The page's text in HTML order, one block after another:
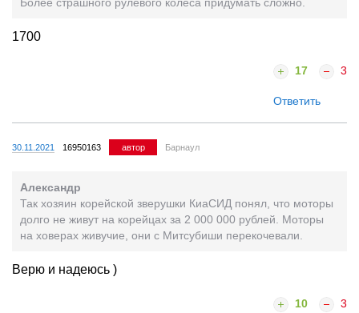
Более страшного рулевого колеса придумать сложно.
1700
17 3
Ответить
30.11.2021 16950163 автор Барнаул
Александр
Так хозяин корейской зверушки КиаСИД понял, что моторы
долго не живут на корейцах за 2 000 000 рублей. Моторы
на ховерах живучие, они с Митсубиши перекочевали.
Верю и надеюсь )
10 3